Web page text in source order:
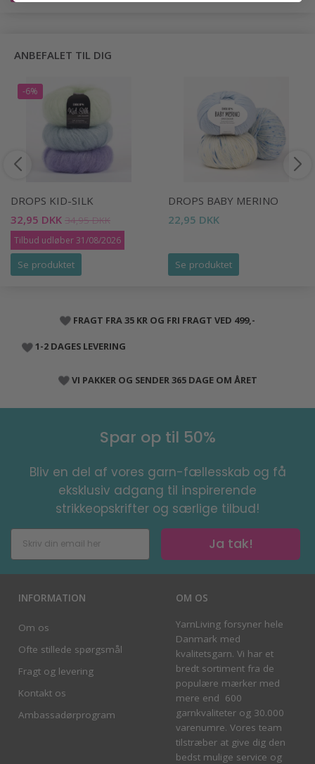
ANBEFALET TIL DIG
-6%
DROPS KID-SILK
32,95 DKK 34,95 DKK
Tilbud udløber 31/08/2026
Se produktet
DROPS BABY MERINO
22,95 DKK
Se produktet
FRAGT FRA 35 KR OG FRI FRAGT VED 499,-
1-2 DAGES LEVERING
VI PAKKER OG SENDER 365 DAGE OM ÅRET
Spar op til 50%
Bliv en del af vores garn-fællesskab og få
eksklusiv adgang til inspirerende
strikkeopskrifter og særlige tilbud!
Ja tak!
INFORMATION
Om os
Ofte stillede spørgsmål
Fragt og levering
Kontakt os
Ambassadørprogram
OM OS
YarnLiving forsyner hele
Danmark med
kvalitetsgarn. Vi har et
bredt sortiment fra de
populære mærker med
mere end 600
garnkvaliteter og 30.000
varenumre. Vores team
tilstræber at give dig den
bedst mulige service og